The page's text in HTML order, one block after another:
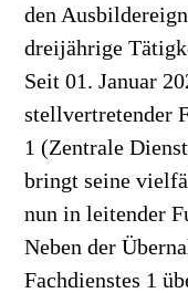
den
dreijährige
Seit 01. Januar
stellvertretender
1 (Zentrale
bringt seine
nun in leitender
Neben der
Fachdienstes 1